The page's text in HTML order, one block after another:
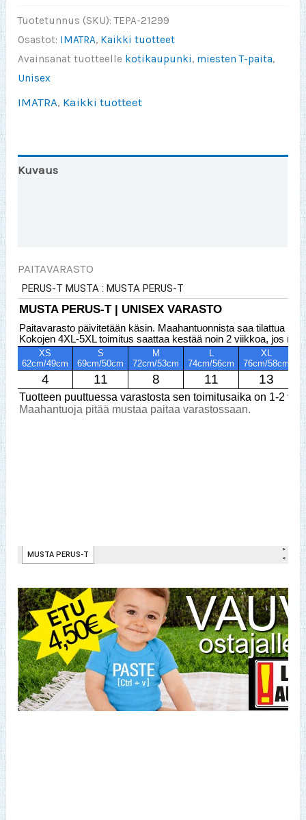
vaellankaan
tulee
aina
kotini
Tuotetunnus (SKU):TEPA-21299
Osastot: IMATRA, Kaikki tuotteet
Avainsanat tuotteelle kotikaupunki, miesten T-paita,
Unisex
IMATRA, Kaikki tuotteet
Kuvaus
PAITAVARASTO